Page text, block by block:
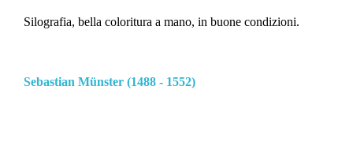
Silografia, bella coloritura a mano, in buone condizioni.
Sebastian Münster (1488 - 1552)